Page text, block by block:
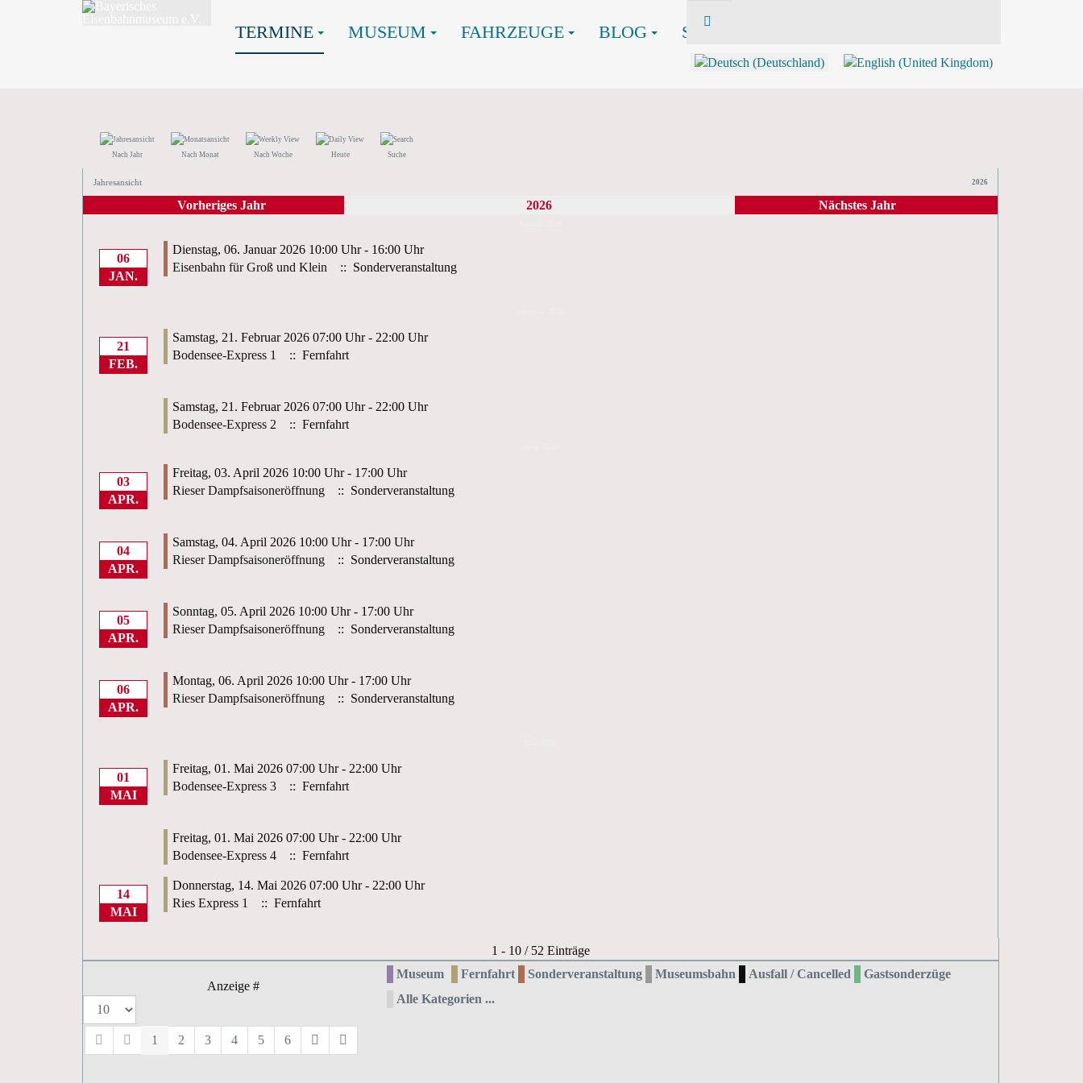
TERMINE MUSEUM FAHRZEUGE BLOG SHOP
Nach Jahr Nach Monat Nach Woche Heute Suche
Jahresansicht 2026
Vorheriges Jahr 2026 Nächstes Jahr
06
JAN.
Dienstag, 06. Januar 2026 10:00 Uhr - 16:00 Uhr
Eisenbahn für Groß und Klein
:: Sonderveranstaltung
21
FEB.
Samstag, 21. Februar 2026 07:00 Uhr - 22:00 Uhr
Bodensee-Express 1
:: Fernfahrt
Samstag, 21. Februar 2026 07:00 Uhr - 22:00 Uhr
Bodensee-Express 2
:: Fernfahrt
03
APR.
Freitag, 03. April 2026 10:00 Uhr - 17:00 Uhr
Rieser Dampfsaisoneröffnung
:: Sonderveranstaltung
04
APR.
Samstag, 04. April 2026 10:00 Uhr - 17:00 Uhr
Rieser Dampfsaisoneröffnung
:: Sonderveranstaltung
05
APR.
Sonntag, 05. April 2026 10:00 Uhr - 17:00 Uhr
Rieser Dampfsaisoneröffnung
:: Sonderveranstaltung
06
APR.
Montag, 06. April 2026 10:00 Uhr - 17:00 Uhr
Rieser Dampfsaisoneröffnung
:: Sonderveranstaltung
01
MAI
Freitag, 01. Mai 2026 07:00 Uhr - 22:00 Uhr
Bodensee-Express 3
:: Fernfahrt
Freitag, 01. Mai 2026 07:00 Uhr - 22:00 Uhr
Bodensee-Express 4
:: Fernfahrt
14
MAI
Donnerstag, 14. Mai 2026 07:00 Uhr - 22:00 Uhr
Ries Express 1
:: Fernfahrt
Limite der Paginierungsliste
1 - 10 / 52 Einträge
Anzeige #
1 2 3 4 5 6
Museum Fernfahrt Sonderveranstaltung Museumsbahn Ausfall / Cancelled
Gastsonderzüge
Alle Kategorien ...